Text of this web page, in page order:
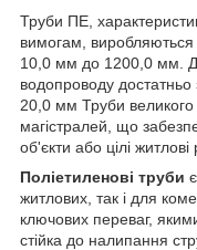
Труби ПЕ,
вимогам, виробляються
10,0 мм до 1200,0 мм.
водопроводу
20,0 мм Труби великого
магістралей, що
об'єкти або цілі житлові
Поліетиленові труби
житлових, так і для
ключових переваг,
стійка до налипання